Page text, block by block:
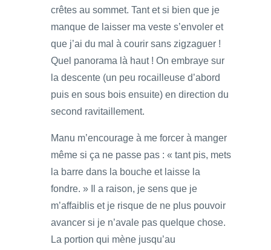
crêtes au sommet. Tant et si bien que je
manque de laisser ma veste s’envoler et
que j’ai du mal à courir sans zigzaguer !
Quel panorama là haut ! On embraye sur
la descente (un peu rocailleuse d’abord
puis en sous bois ensuite) en direction du
second ravitaillement.
Manu m’encourage à me forcer à manger
même si ça ne passe pas : « tant pis, mets
la barre dans la bouche et laisse la
fondre. » Il a raison, je sens que je
m’affaiblis et je risque de ne plus pouvoir
avancer si je n’avale pas quelque chose.
La portion qui mène jusqu’au